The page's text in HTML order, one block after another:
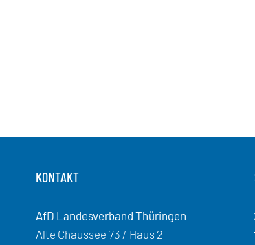
KONTAKT
AfD Landesverband Thüringen
Alte Chaussee 73 / Haus 2